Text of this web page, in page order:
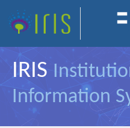
IRIS
Information